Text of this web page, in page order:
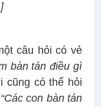
]
câu hỏi có vẻ
bàn tán điều gì
cũng có thể hỏi
“Các con bàn tán